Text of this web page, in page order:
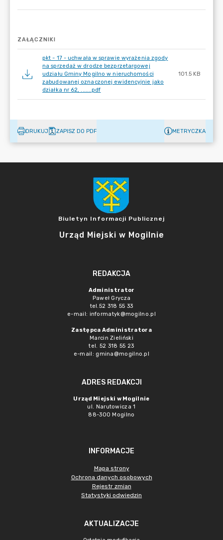
ZAŁĄCZNIKI
pkt - 17 - uchwała w sprawie wyrażenia zgody
na sprzedaż w drodze bezprzetargowej
udziału Gminy Mogilno w nieruchomości
zabudowanej oznaczonej ewidencyjnie jako
działka nr 62, .......pdf
101.5 KB
DRUKUJ ZAPISZ DO PDF METRYCZKA
Biuletyn Informacji Publicznej
Urząd Miejski w Mogilnie
REDAKCJA
Administrator
Paweł Grycza
tel.52 318 55 33
e-mail: informatyk@mogilno.pl
Zastępca Administratora
Marcin Zieliński
tel. 52 318 55 23
e-mail: gmina@mogilno.pl
ADRES REDAKCJI
Urząd Miejski w Mogilnie
ul. Narutowicza 1
88-300 Mogilno
INFORMACJE
Mapa strony
Ochrona danych osobowych
Rejestr zmian
Statystyki odwiedzin
AKTUALIZACJE